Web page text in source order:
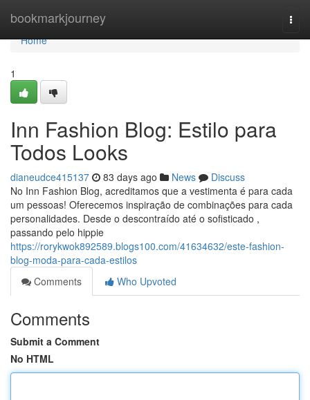
bookmarkjourney
Home
Home
1
Inn Fashion Blog: Estilo para
Todos Looks
dianeudce415137 83 days ago News
Discuss
No Inn Fashion Blog, acreditamos que a vestimenta é para cada
um pessoas! Oferecemos inspiração de combinações para cada
personalidades. Desde o descontraído até o sofisticado ,
passando pelo hippie
https://rorykwok892589.blogs100.com/41634632/este-fashion-
blog-moda-para-cada-estilos
Comments
Who Upvoted
Comments
Submit a Comment
No HTML